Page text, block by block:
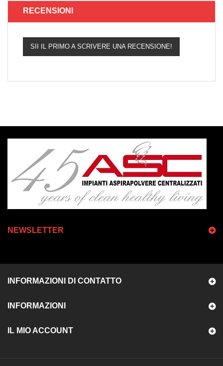
RECENSIONI
SII IL PRIMO A SCRIVERE UNA RECENSIONE!
NEWSLETTER
INFORMAZIONI DI CONTATTO
INFORMAZIONI
IL MIO ACCOUNT